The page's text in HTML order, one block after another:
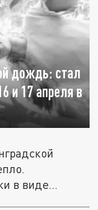
дождь: стал
и 17 апреля в
в виде